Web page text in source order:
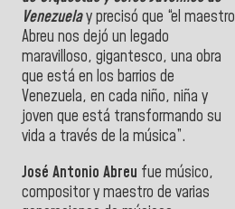
Venezuelay precisó que “el maestro
Abreu nos dejó un legado
maravilloso, gigantesco, una obra
que está en los barrios de
Venezuela, en cada niño, niña y
joven que está transformando su
vida a través de la música”.
José Antonio Abreu fue músico,
compositor y maestro de varias